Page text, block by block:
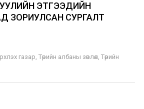
ЭТГЭЭДИЙН
ЗОРИУЛСАН СУРГАЛТ
газар, Төрийн албаны зөвлөл, Төрийн